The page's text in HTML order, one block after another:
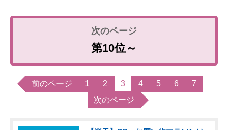
第10位～
前のページ 1 2 3 4 5 6
7
次のページ